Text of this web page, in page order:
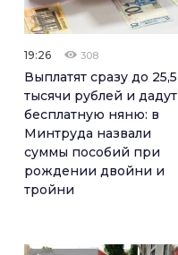
19:26 308
Выплатят сразу до 25,5
тысячи рублей и дадут
бесплатную няню: в
Минтруда назвали
суммы пособий при
рождении двойни и
тройни